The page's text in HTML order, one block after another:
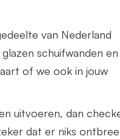
van Nederland
schuifwanden en
of we ook in jouw
uitvoeren, dan
dat er niks